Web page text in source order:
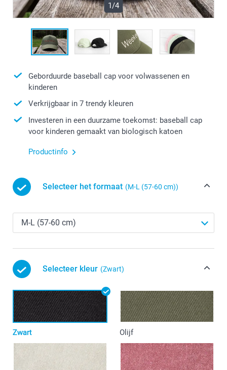
1/4
Geborduurde baseball cap voor volwassenen en
kinderen
Verkrijgbaar in 7 trendy kleuren
Investeren in een duurzame toekomst: baseball cap
voor kinderen gemaakt van biologisch katoen
Productinfo
Selecteer het formaat (M-L (57-60 cm))
Selecteer kleur (Zwart)
Zwart Olijf